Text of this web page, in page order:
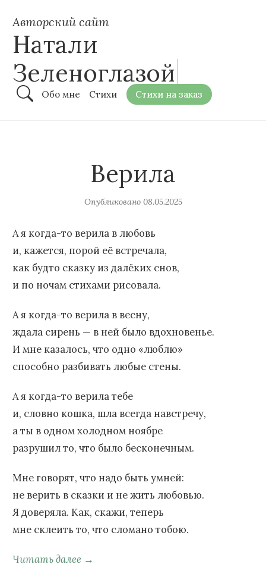
Авторский сайт
Натали
Зеленоглазой
Обо мне Стихи Стихи на заказ
Верила
Опубликовано 08.05.2025
А я когда-то верила в любовь
и, кажется, порой её встречала,
как будто сказку из далёких снов,
и по ночам стихами рисовала.
А я когда-то верила в весну,
ждала сирень — в ней было вдохновенье.
И мне казалось, что одно «люблю»
способно разбивать любые стены.
А я когда-то верила тебе
и, словно кошка, шла всегда навстречу,
а ты в одном холодном ноябре
разрушил то, что было бесконечным.
Мне говорят, что надо быть умней:
не верить в сказки и не жить любовью.
Я доверяла. Как, скажи, теперь
мне склеить то, что сломано тобою.
Читать далее →